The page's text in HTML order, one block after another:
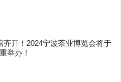
齐开！2024宁波茶业博览会将于
举办！